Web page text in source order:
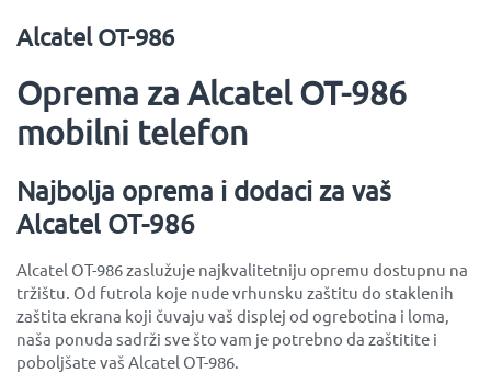
Alcatel OT-986
Oprema za Alcatel OT-986
mobilni telefon
Najbolja oprema i dodaci za vaš
Alcatel OT-986
Alcatel OT-986 zaslužuje najkvalitetniju opremu dostupnu na
tržištu. Od futrola koje nude vrhunsku zaštitu do staklenih
zaštita ekrana koji čuvaju vaš displej od ogrebotina i loma,
naša ponuda sadrži sve što vam je potrebno da zaštitite i
poboljšate vaš Alcatel OT-986.